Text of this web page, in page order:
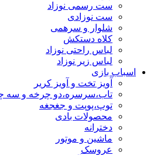
ست رسمی نوزاد
ست نوزادی
شلوار و سرهمی
کلاه دستکش
لباس راحتی نوزاد
لباس زیر نوزاد
اسباب بازی
آویز تخت و آویز کریر
تاب،سرسره،دو چرخه و سه
توپ،پوپت و جغجغه
محصولات بادی
دخترانه
ماشین و موتور
عروسک